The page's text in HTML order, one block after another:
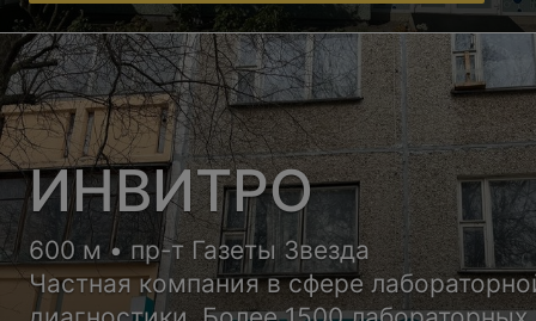
ИНВИТРО
600 м • пр-т Газеты Звезда
Частная компания в сфере